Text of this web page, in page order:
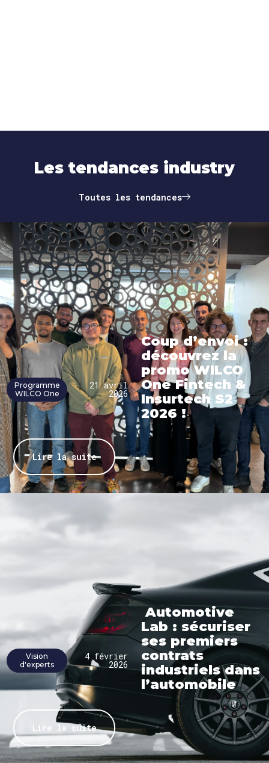
Les tendances
Les tendances industry
Toutes les tendances
Programme
WILCO One
21 avril
2026
Coup d’envoi :
découvrez la
promo WILCO
One Fintech &
Insurtech S2
2026 !
Lire la suite
Vision
d'experts
4 février
2026
Automotive
Lab : sécuriser
ses premiers
contrats
industriels dans
l’automobile
Lire la suite